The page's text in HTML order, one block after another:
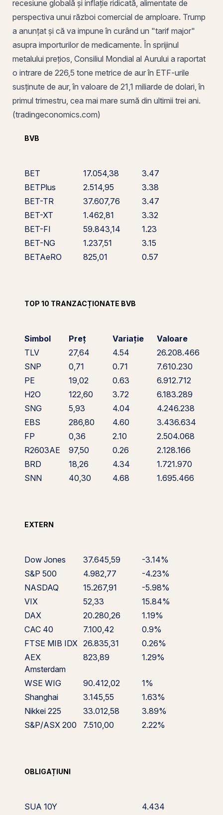
recesiune globală și inflație ridicată, alimentate de
perspectiva unui război comercial de amploare. Trump
a anunțat și că va impune în curând un "tarif major"
asupra importurilor de medicamente. În sprijinul
metalului prețios, Consiliul Mondial al Aurului a raportat
o intrare de 226,5 tone metrice de aur în ETF-urile
susținute de aur, în valoare de 21,1 miliarde de dolari, în
primul trimestru, cea mai mare sumă din ultimii trei ani.
(tradingeconomics.com)
BVB
BET 17.054,38
3.47
BETPlus
2.514,95
3.38
BET-TR
37.607,76
3.47
BET-XT
1.462,81
3.32
BET-FI
59.843,14
1.23
BET-NG
1.237,51
3.15
BETAeRO
825,01 0.57
TOP 10 TRANZACȚIONATE BVB
Simbol Preț Variație
Valoare
TLV
27,64 4.54
26.208.466
SNP
0,71 0.71
7.610.230
PE
19,02 0.63
6.912.712
H2O
122,60 3.72
6.183.289
SNG
5,93 4.04
4.246.238
EBS
286,80 4.60
3.436.634
FP
0,36 2.10
2.504.068
R2603AE
97,50 0.26
2.128.166
BRD
18,26 4.34
1.721.970
SNN
40,30 4.68 1.695.466
EXTERN
Dow Jones 37.645,59
-3.14%
S&P 500
4.982,77
-4.23%
NASDAQ
15.267,91
-5.98%
VIX
52,33
15.84%
DAX
20.280,26
1.19%
CAC 40
7.100,42
0.9%
FTSE MIB IDX 26.835,31
0.26%
AEX
Amsterdam
823,89 1.29%
WSE WIG 90.412,02
1%
Shanghai
3.145,55
1.63%
Nikkei 225
33.012,58
3.89%
S&P/ASX 200
7.510,00 2.22%
OBLIGAȚIUNI
SUA 10Y
4.434